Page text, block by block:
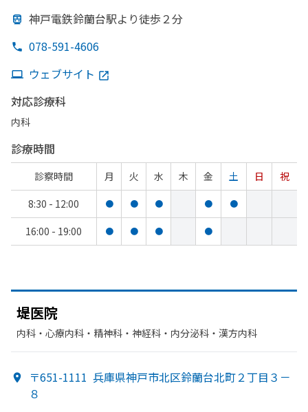
神戸電鉄鈴蘭台駅より徒歩２分
078-591-4606
ウェブサイト
対応診療科
内科
診療時間
診察時間 月 火 水 木 金 土 日
祝
8:30 - 12:00
● ● ● ● ●
16:00 - 19:00 ● ● ● ●
堤医院
内科・​心療内科・​精神科・神経科・​内分泌科・​漢方内科
〒651-1111 兵庫県神戸市北区鈴蘭台北町２丁目３－
８